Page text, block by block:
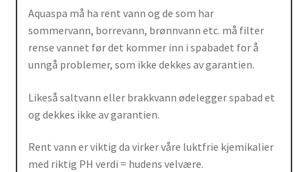
Aquaspa må ha rent vann og de som har
sommervann, borrevann, brønnvann etc. må filter
rense vannet før det kommer inn i spabadet for å
unngå problemer, som ikke dekkes av garantien.
Likeså saltvann eller brakkvann ødelegger spabad et
og dekkes ikke av garantien.
Rent vann er viktig da virker våre luktfrie kjemikalier
med riktig PH verdi = hudens velvære.